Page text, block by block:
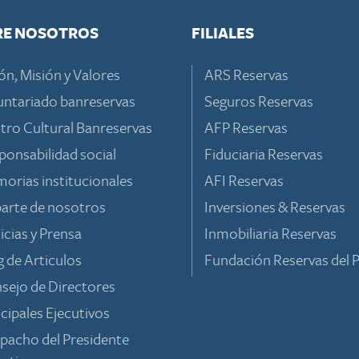
NOSOTROS
Misión y Valores
banreservas
Cultural Banreservas
social
institucionales
de nosotros
y Prensa
de Articulos
de Directores
Ejecutivos
del Presidente
FILIALES
ARS Reservas
Seguros Reservas
AFP Reservas
Fiduciaria Reservas
AFI Reservas
Inversiones & Reservas
Inmobiliaria Reservas
Fundación Reservas del